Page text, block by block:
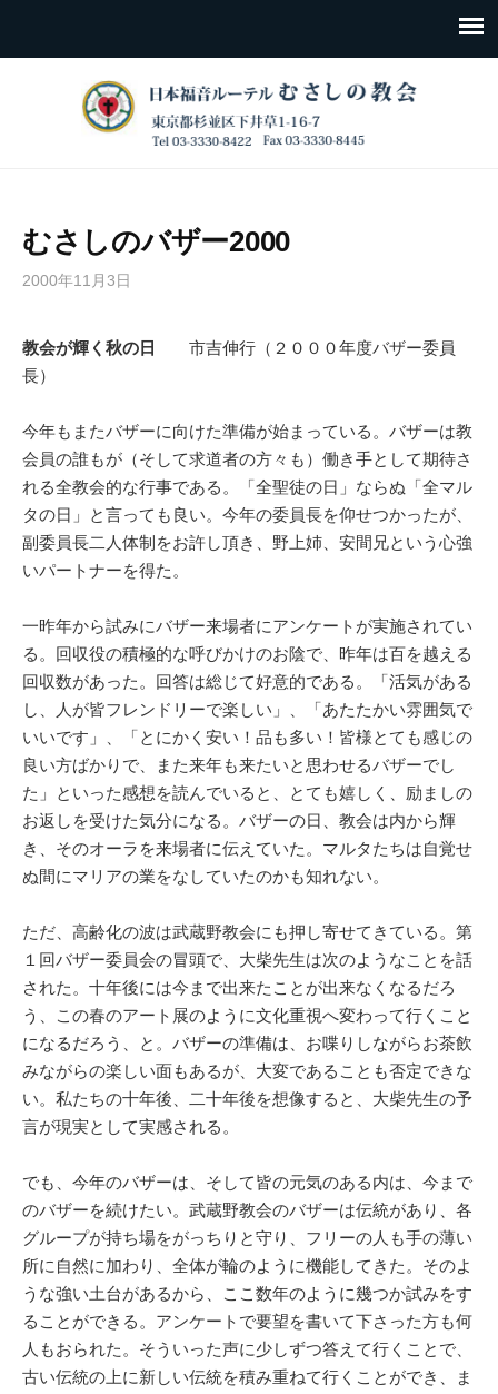
むさしのバザー2000
2000年11月3日
教会が輝く秋の日
市吉伸行（２０００年度バザー委員
長）
今年もまたバザーに向けた準備が始まっている。バザーは教
会員の誰もが（そして求道者の方々も）働き手として期待さ
れる全教会的な行事である。「全聖徒の日」ならぬ「全マル
タの日」と言っても良い。今年の委員長を仰せつかったが、
副委員長二人体制をお許し頂き、野上姉、安間兄という心強
いパートナーを得た。
一昨年から試みにバザー来場者にアンケートが実施されてい
る。回収役の積極的な呼びかけのお陰で、昨年は百を越える
回収数があった。回答は総じて好意的である。「活気がある
し、人が皆フレンドリーで楽しい」、「あたたかい雰囲気で
いいです」、「とにかく安い！品も多い！皆様とても感じの
良い方ばかりで、また来年も来たいと思わせるバザーでし
た」といった感想を読んでいると、とても嬉しく、励ましの
お返しを受けた気分になる。バザーの日、教会は内から輝
き、そのオーラを来場者に伝えていた。マルタたちは自覚せ
ぬ間にマリアの業をなしていたのかも知れない。
ただ、高齢化の波は武蔵野教会にも押し寄せてきている。第
１回バザー委員会の冒頭で、大柴先生は次のようなことを話
された。十年後には今まで出来たことが出来なくなるだろ
う、この春のアート展のように文化重視へ変わって行くこと
になるだろう、と。バザーの準備は、お喋りしながらお茶飲
みながらの楽しい面もあるが、大変であることも否定できな
い。私たちの十年後、二十年後を想像すると、大柴先生の予
言が現実として実感される。
でも、今年のバザーは、そして皆の元気のある内は、今まで
のバザーを続けたい。武蔵野教会のバザーは伝統があり、各
グループが持ち場をがっちりと守り、フリーの人も手の薄い
所に自然に加わり、全体が輪のように機能してきた。そのよ
うな強い土台があるから、ここ数年のように幾つか試みをす
ることができる。アンケートで要望を書いて下さった方も何
人もおられた。そういった声に少しずつ答えて行くことで、
古い伝統の上に新しい伝統を積み重ねて行くことができ、ま